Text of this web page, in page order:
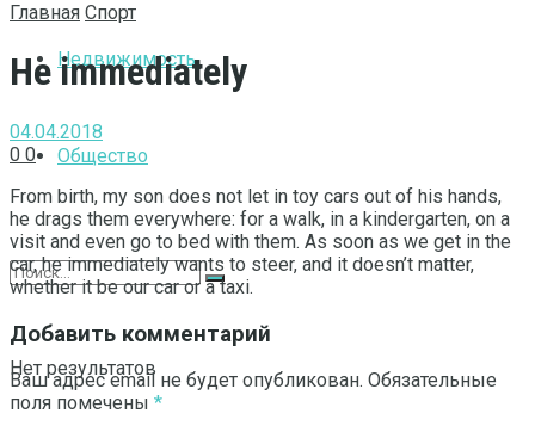
Недвижимость
Общество
Нет результатов
Главная Спорт
He immediately
04.04.2018
0 0
From birth, my son does not let in toy cars out of his hands,
he drags them everywhere: for a walk, in a kindergarten, on a
visit and even go to bed with them. As soon as we get in the
car, he immediately wants to steer, and it doesn’t matter,
whether it be our car or a taxi.
Добавить комментарий
Ваш адрес email не будет опубликован. Обязательные
поля помечены *